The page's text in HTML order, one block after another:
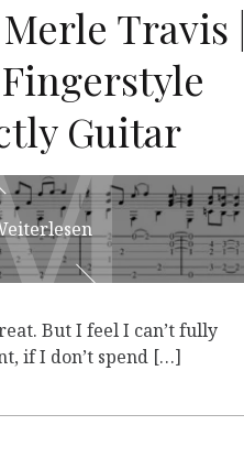
Travis |
Guitar
But I feel I can’t fully
if I don’t spend […]